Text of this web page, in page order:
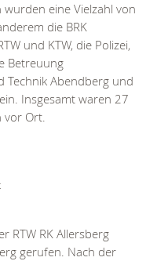
eine Vielzahl von
die BRK
und KTW, die Polizei,
Betreuung
Technik Abendberg und
Insgesamt waren 27
vor Ort.
RTW RK Allersberg
gerufen. Nach der